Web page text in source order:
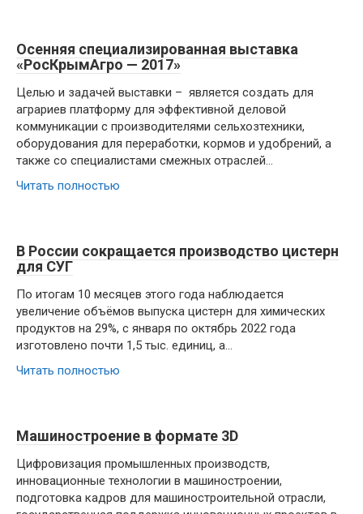
Осенняя специализированная выставка
«РосКрымАгро — 2017»
Целью и задачей выставки – является создать для
аграриев платформу для эффективной деловой
коммуникации с производителями сельхозтехники,
оборудования для переработки, кормов и удобрений, а
также со специалистами смежных отраслей…
Читать полностью
В России сокращается производство цистерн
для СУГ
По итогам 10 месяцев этого года наблюдается
увеличение объёмов выпуска цистерн для химических
продуктов на 29%, с января по октябрь 2022 года
изготовлено почти 1,5 тыс. единиц, а…
Читать полностью
Машиностроение в формате 3D
Цифровизация промышленных производств,
инновационные технологии в машиностроении,
подготовка кадров для машиностроительной отрасли,